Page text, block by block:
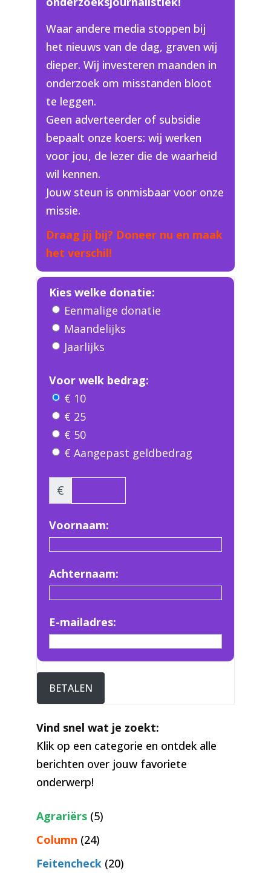
Waar andere media stoppen bij
het nieuws van de dag, graven wij
dieper. Wij investeren maanden in
onderzoek om misstanden bloot
te leggen.
Geen adverteerder of subsidie
bepaalt onze koers: wij werken
voor jou, de lezer die de waarheid
wil kennen.
Jouw steun is onmisbaar voor onze
missie.
Draag jij bij? Doneer nu en maak
het verschil!
Kies welke donatie:
Eenmalige donatie
Maandelijks
Jaarlijks
Voor welk bedrag:
€ 10
€ 25
€ 50
€ Aangepast geldbedrag
€
Voornaam:
Achternaam:
E-mailadres:
BETALEN
Vind snel wat je zoekt:
Klik op een categorie en ontdek alle
berichten over jouw favoriete
onderwerp!
Agrariërs(5)
Column (24)
Feitencheck(20)